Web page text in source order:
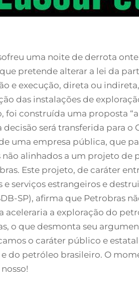
uma noite de derrota
que pretende alterar a lei da
e execução, direta ou
das instalações de
foi construída uma proposta
decisão será transferida para
uma empresa pública, que
alinhados a um projeto de
Este projeto, de caráter
e serviços estrangeiros e
SP), afirma que Petrobras
aceleraria a exploração do
o que desmonta seu
o caráter público e
do petróleo brasileiro. O